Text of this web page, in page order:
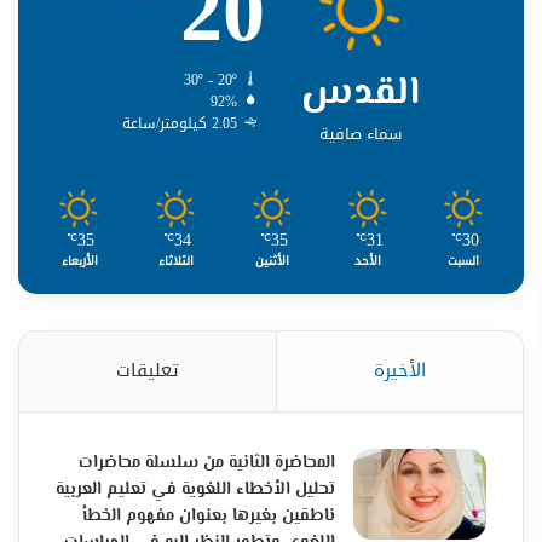
القدس
سماء صافية
30º - 20º
92%
2.05 كيلومتر/ساعة
30
℃
السبت
31
℃
الأحد
35
℃
الأثنين
34
℃
الثلاثاء
35
℃
الأربعاء
الأخيرة تعليقات
المحاضرة الثانية من سلسلة محاضرات
تحليل الأخطاء اللغوية في تعليم العربية
ناطقين بغيرها بعنوان مفهوم الخطأ